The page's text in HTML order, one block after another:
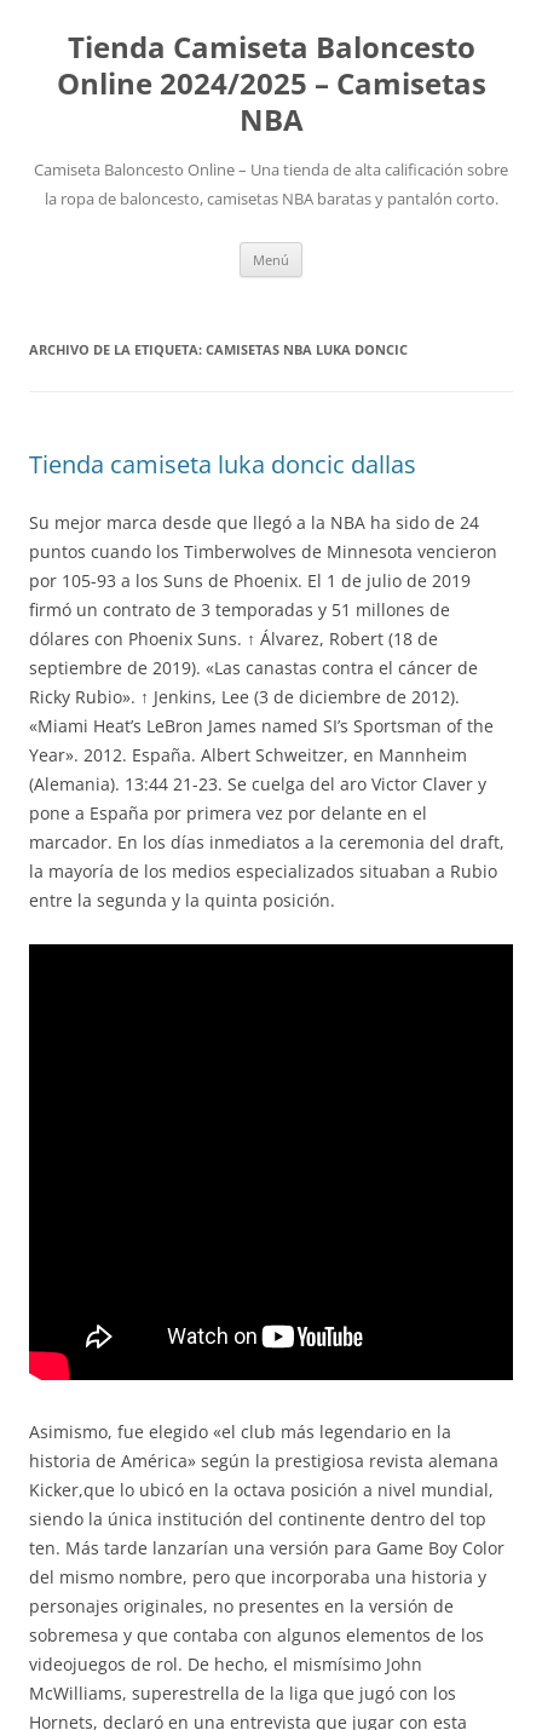
Tienda Camiseta Baloncesto
Online 2024/2025 – Camisetas
NBA
Camiseta Baloncesto Online – Una tienda de alta calificación sobre
la ropa de baloncesto, camisetas NBA baratas y pantalón corto.
Menú
ARCHIVO DE LA ETIQUETA: CAMISETAS NBA LUKA DONCIC
Tienda camiseta luka doncic dallas
Su mejor marca desde que llegó a la NBA ha sido de 24
puntos cuando los Timberwolves de Minnesota vencieron
por 105-93 a los Suns de Phoenix. El 1 de julio de 2019
firmó un contrato de 3 temporadas y 51 millones de
dólares con Phoenix Suns. ↑ Álvarez, Robert (18 de
septiembre de 2019). «Las canastas contra el cáncer de
Ricky Rubio». ↑ Jenkins, Lee (3 de diciembre de 2012).
«Miami Heat’s LeBron James named SI’s Sportsman of the
Year». 2012. España. Albert Schweitzer, en Mannheim
(Alemania). 13:44 21-23. Se cuelga del aro Victor Claver y
pone a España por primera vez por delante en el
marcador. En los días inmediatos a la ceremonia del draft,
la mayoría de los medios especializados situaban a Rubio
entre la segunda y la quinta posición.
Asimismo, fue elegido «el club más legendario en la
historia de América» según la prestigiosa revista alemana
Kicker,que lo ubicó en la octava posición a nivel mundial,
siendo la única institución del continente dentro del top
ten. Más tarde lanzarían una versión para Game Boy Color
del mismo nombre, pero que incorporaba una historia y
personajes originales, no presentes en la versión de
sobremesa y que contaba con algunos elementos de los
videojuegos de rol. De hecho, el mismísimo John
McWilliams, superestrella de la liga que jugó con los
Hornets, declaró en una entrevista que jugar con esta